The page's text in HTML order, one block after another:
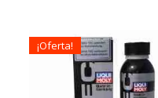
¡Oferta!